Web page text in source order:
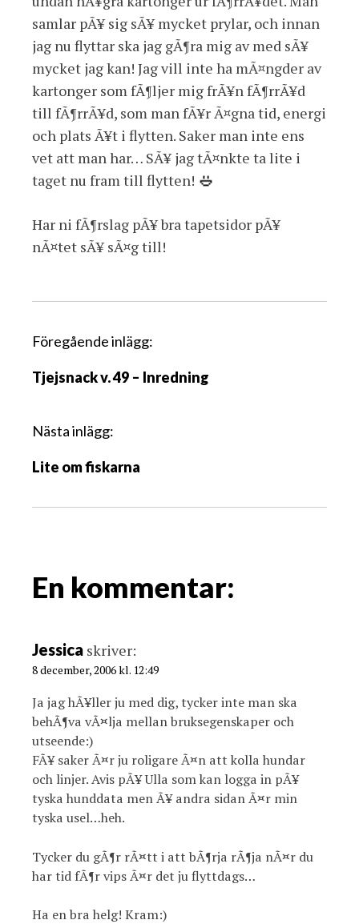
samlar pÃ¥ sig sÃ¥ mycket prylar, och innan
jag nu flyttar ska jag gÃ¶ra mig av med sÃ¥
mycket jag kan! Jag vill inte ha mÃ¤ngder av
kartonger som fÃ¶ljer mig frÃ¥n fÃ¶rrÃ¥d
till fÃ¶rrÃ¥d, som man fÃ¥r Ã¤gna tid, energi
och plats Ã¥t i flytten. Saker man inte ens
vet att man har… SÃ¥ jag tÃ¤nkte ta lite i
taget nu fram till flytten!
Har ni fÃ¶rslag pÃ¥ bra tapetsidor pÃ¥
nÃ¤tet sÃ¥ sÃ¤g till!
I
g
s
a
g
a
o
Föregående inlägg:
Tjejsnack v. 49 – Inredning
Nästa inlägg:
Lite om fiskarna
En kommentar:
Jessica skriver:
8 december, 2006 kl. 12:49
Ja jag hÃ¥ller ju med dig, tycker inte man ska
behÃ¶va vÃ¤lja mellan bruksegenskaper och
utseende:)
FÃ¥ saker Ã¤r ju roligare Ã¤n att kolla hundar
och linjer. Avis pÃ¥ Ulla som kan logga in pÃ¥
tyska hunddata men Ã¥ andra sidan Ã¤r min
tyska usel…heh.
Tycker du gÃ¶r rÃ¤tt i att bÃ¶rja rÃ¶ja nÃ¤r du
har tid fÃ¶r vips Ã¤r det ju flyttdags…
Ha en bra helg! Kram:)